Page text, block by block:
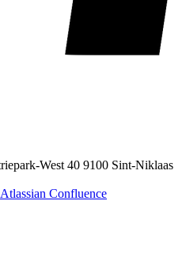
West 40 9100 Sint-Niklaas
Atlassian Confluence